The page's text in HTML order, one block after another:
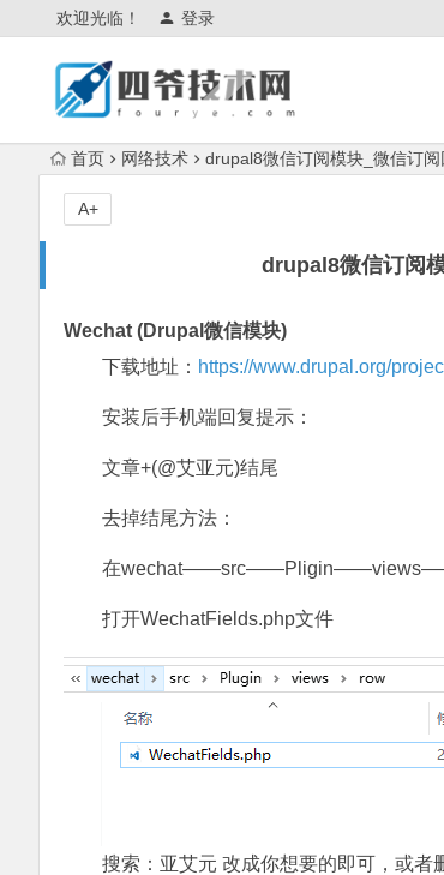
欢迎光临！ 登录
首页 网络技术 drupal8微信订阅模块_微信订
drupal8微信订阅
A+
Wechat (Drupal微信模块)
下载地址： https://www.drupal.org/
安装后手机端回复提示：
文章+(@艾亚元)结尾
去掉结尾方法：
在
打开WechatFields.php文件
搜索：亚艾元 改成你想要的即可，或者